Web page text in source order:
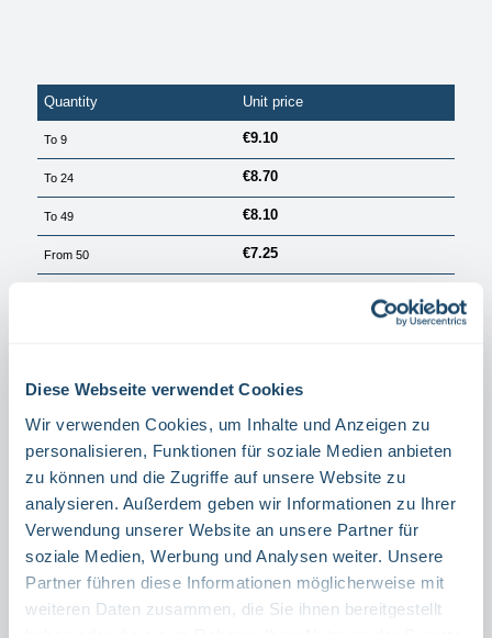
Diese Webseite verwendet Cookies
Wir verwenden Cookies, um Inhalte und Anzeigen zu
personalisieren, Funktionen für soziale Medien anbieten
zu können und die Zugriffe auf unsere Website zu
analysieren. Außerdem geben wir Informationen zu Ihrer
Verwendung unserer Website an unsere Partner für
soziale Medien, Werbung und Analysen weiter. Unsere
Partner führen diese Informationen möglicherweise mit
weiteren Daten zusammen, die Sie ihnen bereitgestellt
Quantity Unit price
To9 €9.10
To24 €8.70
To49 €8.10
From50 €7.25
Material
ALUMINIUM
FILM
Product Quantity: Enter the desired amount or use the buttons to increase or decrease the